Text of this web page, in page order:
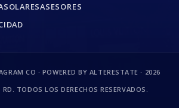
SOLARESASESORES
CO · POWERED BY ALTERESTATE · 2026
TODOS LOS DERECHOS RESERVADOS.